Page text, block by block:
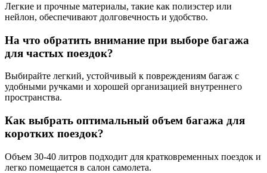
Легкие и прочные материалы, такие как полиэстер или
нейлон, обеспечивают долговечность и удобство.
На что обратить внимание при выборе багажа
для частых поездок?
Выбирайте легкий, устойчивый к повреждениям багаж с
удобными ручками и хорошей организацией внутреннего
пространства.
Как выбрать оптимальный объем багажа для
коротких поездок?
Объем 30-40 литров подходит для кратковременных поездок и
легко помещается в салон самолета.